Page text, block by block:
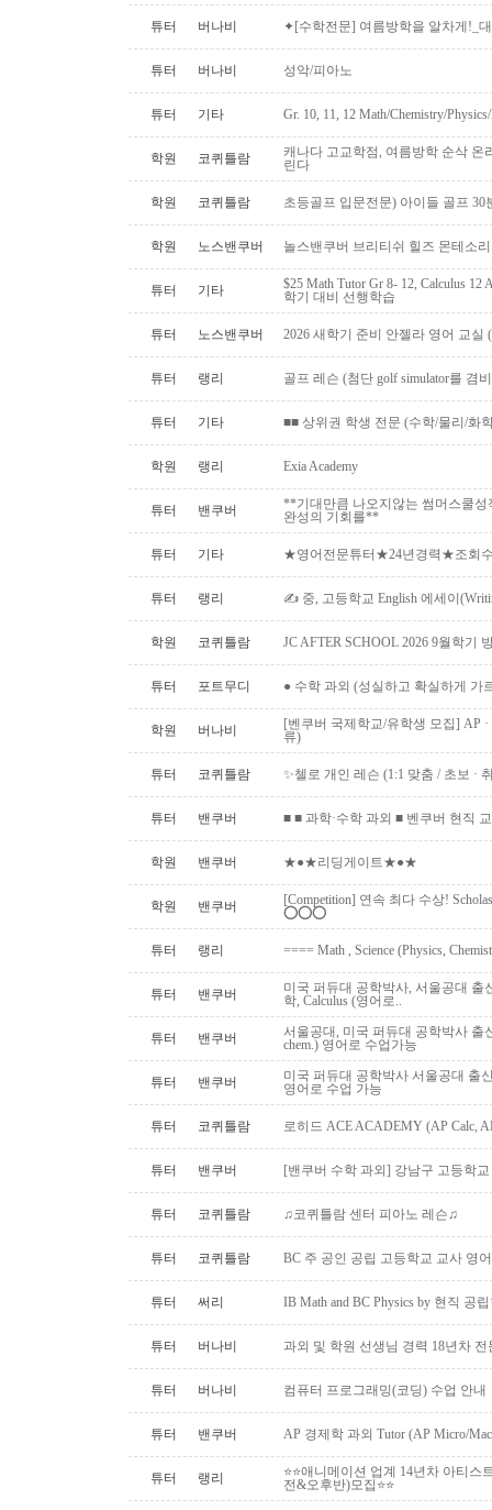
튜터 버나비 ✦[수학전문] 여름방학을 알차게!_
튜터 버나비 성악/피아노
튜터 기타 Gr. 10, 11, 12 Math/Chemistry/
학원 코퀴틀람
캐나다 고교학점, 여름방학 순삭 온
린다
학원 코퀴틀람 초등골프 입문전문) 아이들 골프 30
학원 노스밴쿠버 놀스밴쿠버 브리티쉬 힐즈 몬테소
튜터 기타
$25 Math Tutor Gr 8- 12, Calculus
학기 대비 선행학습
튜터 노스밴쿠버 2026 새학기 준비 안젤라 영어 교실
튜터 랭리 골프 레슨 (첨단 golf simulator를 겸
튜터 기타 ■■ 상위권 학생 전문 (수학/물리/화
학원 랭리 Exia Academy
튜터 밴쿠버
**기대만큼 나오지않는 썸머스쿨
완성의 기회를**
튜터 기타 ★영어전문튜터★24년경력★조회
튜터 랭리 ✍ 중, 고등학교 English 에세이
학원 코퀴틀람 JC AFTER SCHOOL 2026 9월학기
튜터 포트무디 ● 수학 과외 (성실하고 확실하게 가
학원 버나비
[벤쿠버 국제학교/유학생 모집] AP ·
류)
튜터 코퀴틀람 ✨첼로 개인 레슨 (1:1 맞춤 / 초보 ·
튜터 밴쿠버 ■ ■ 과학·수학 과외 ■ 벤쿠버 현직
학원 밴쿠버 ★●★리딩게이트★●★
학원 밴쿠버
[Competition] 연속 최다 수상!
⭕️⭕️⭕️
튜터 랭리 ==== Math , Science (Physics,
튜터 밴쿠버
미국 퍼듀대 공학박사, 서울공대 출
학, Calculus (영어로..
튜터 밴쿠버
서울공대, 미국 퍼듀대 공학박사 출
chem.) 영어로 수업가능
튜터 밴쿠버
미국 퍼듀대 공학박사 서울공대 출
영어로 수업 가능
튜터 코퀴틀람 로히드 ACE ACADEMY (AP Calc,
튜터 밴쿠버 [밴쿠버 수학 과외] 강남구 고등학
튜터 코퀴틀람 ♫코퀴틀람 센터 피아노 레슨♫
튜터 코퀴틀람 BC 주 공인 공립 고등학교 교사 영
튜터 써리 IB Math and BC Physics by 현직 공
튜터 버나비 과외 및 학원 선생님 경력 18년차
튜터 버나비 컴퓨터 프로그래밍(코딩) 수업 안내
튜터 밴쿠버 AP 경제학 과외 Tutor (AP Micro/
튜터 랭리
⭐⭐애니메이션 업계 14년차 아티
전&오후반)모집⭐⭐